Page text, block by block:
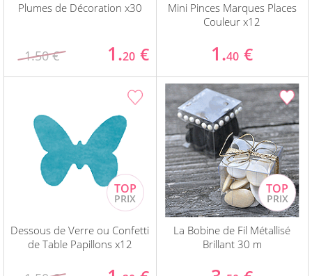
Plumes de Décoration x30
1.50 € 1.20 €
Mini Pinces Marques Places
Couleur x12
1.40 €
Dessous de Verre ou Confetti
de Table Papillons x12
La Bobine de Fil Métallisé
Brillant 30 m